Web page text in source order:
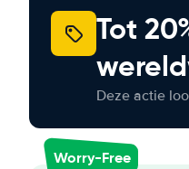
Tot
Deze actie
Worry-Free